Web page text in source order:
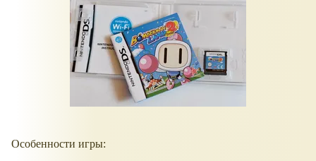
Особенности игры: